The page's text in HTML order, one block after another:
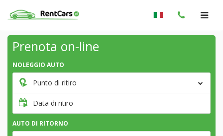
Prenota on-line
NOLEGGIO AUTO
Punto di ritiro
Data di ritiro
AUTO DI RITORNO